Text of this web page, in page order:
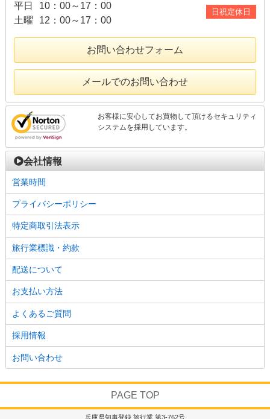
平日
10：00～17：00
土曜
12：00～17：00
日祝定休日
お問い合わせフォーム
メールでのお問い合わせ
お客様に安心してお買物して頂けるセキュリティ
システムを採用しています。
会社情報
営業時間
プライバシーポリシー
特定商取引法表示
旅行業標識・約款
配送について
お支払い方法
よくあるご質問
採用情報
お問い合わせ
PAGE TOP
兵庫県知事登録 旅行業 第3-762号